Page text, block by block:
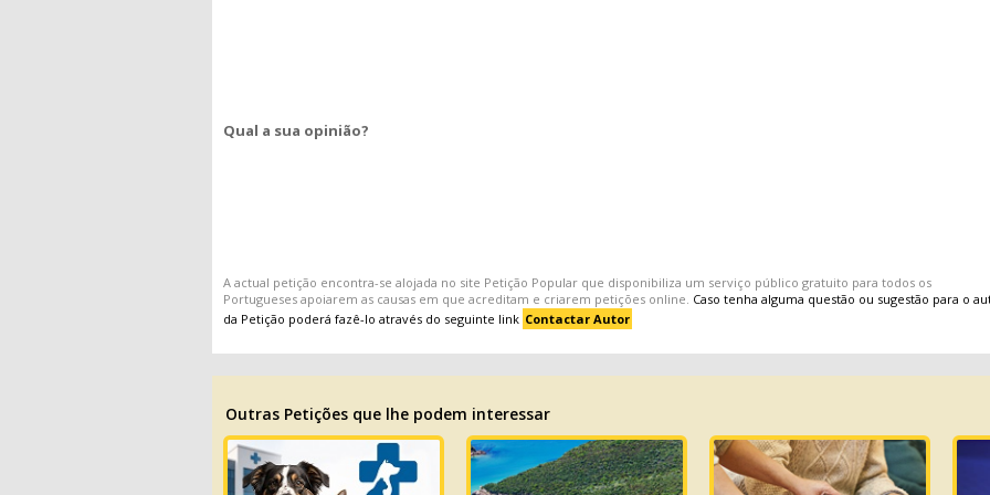
Qual a sua opinião?
A actual petição encontra-se alojada no site Petição Popular que disponibiliza um serviço público gratuito para todos os
Portugueses apoiarem as causas em que acreditam e criarem petições online. Caso tenha alguma questão ou sugestão para o
da Petição poderá fazê-lo através do seguinte link Contactar Autor
Outras Petições que lhe podem interessar